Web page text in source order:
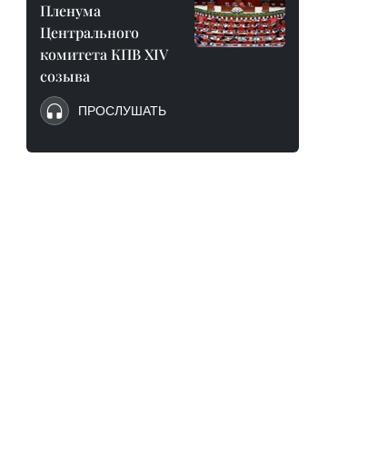
Пленума
Центрального
комитета КПВ XIV
созыва
ПРОСЛУШАТЬ